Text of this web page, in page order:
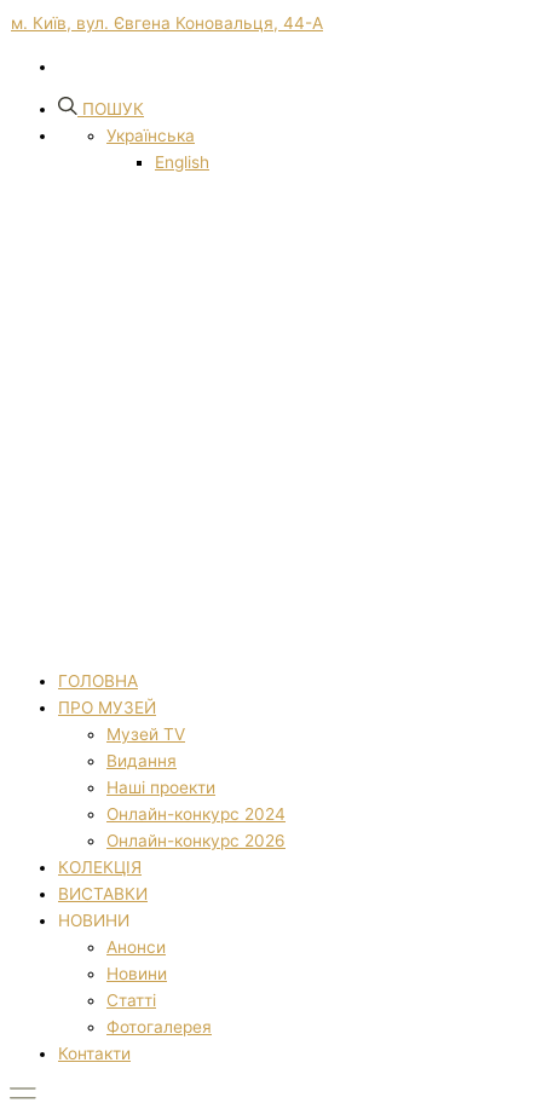
м. Київ, вул. Євгена Коновальця, 44-А
ПОШУК
Українська
English
ГОЛОВНА
ПРО МУЗЕЙ
Музей TV
Видання
Наші проекти
Онлайн-конкурс 2024
Онлайн-конкурс 2026
КОЛЕКЦІЯ
ВИСТАВКИ
НОВИНИ
Анонси
Новини
Статті
Фотогалерея
Контакти